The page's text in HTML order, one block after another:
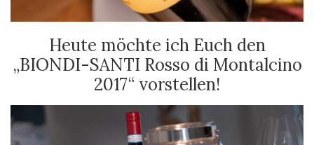
Heute möchte ich Euch den
„BIONDI-SANTI Rosso di Montalcino
2017“ vorstellen!